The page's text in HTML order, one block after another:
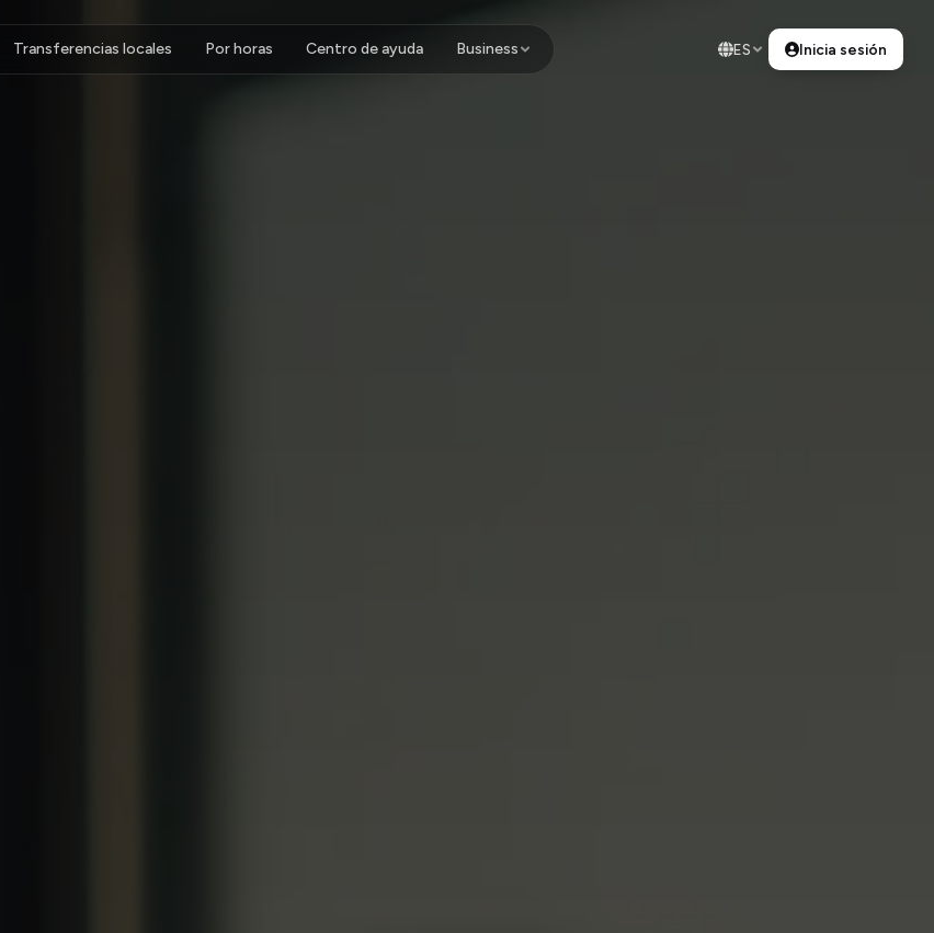
Transferencias locales Por horas Centro de ayuda Business ES Inicia sesión